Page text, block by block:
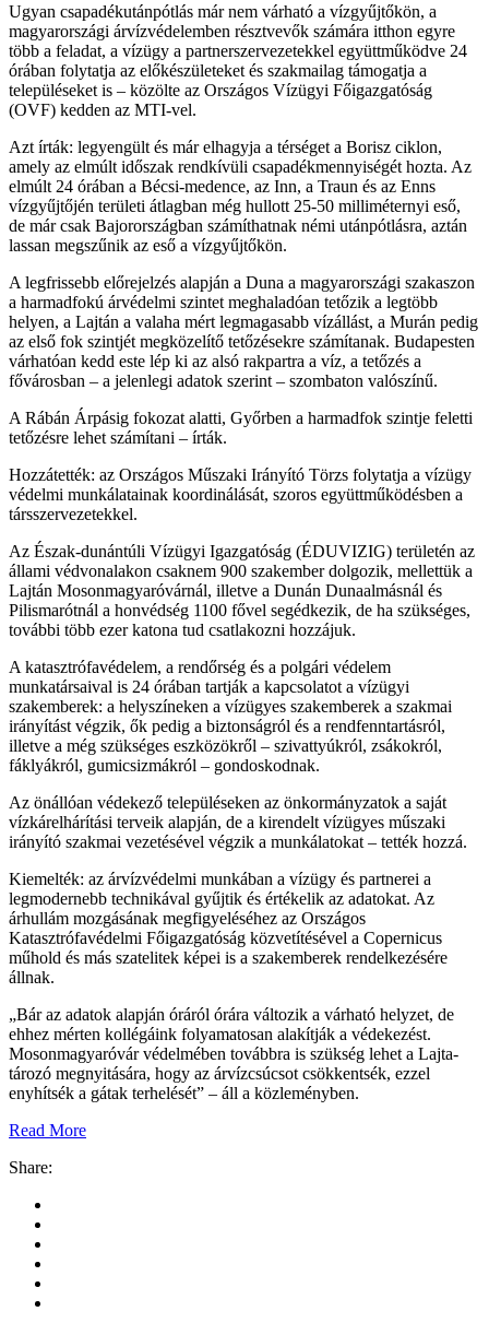
Ugyan csapadékutánpótlás már nem várható a vízgyűjtőkön, a
magyarországi árvízvédelemben résztvevők számára itthon egyre
több a feladat, a vízügy a partnerszervezetekkel együttműködve 24
órában folytatja az előkészületeket és szakmailag támogatja a
településeket is – közölte az Országos Vízügyi Főigazgatóság
(OVF) kedden az MTI-vel.
Azt írták: legyengült és már elhagyja a térséget a Borisz ciklon,
amely az elmúlt időszak rendkívüli csapadékmennyiségét hozta. Az
elmúlt 24 órában a Bécsi-medence, az Inn, a Traun és az Enns
vízgyűjtőjén területi átlagban még hullott 25-50 milliméternyi eső,
de már csak Bajorországban számíthatnak némi utánpótlásra, aztán
lassan megszűnik az eső a vízgyűjtőkön.
A legfrissebb előrejelzés alapján a Duna a magyarországi szakaszon
a harmadfokú árvédelmi szintet meghaladóan tetőzik a legtöbb
helyen, a Lajtán a valaha mért legmagasabb vízállást, a Murán pedig
az első fok szintjét megközelítő tetőzésekre számítanak. Budapesten
várhatóan kedd este lép ki az alsó rakpartra a víz, a tetőzés a
fővárosban – a jelenlegi adatok szerint – szombaton valószínű.
A Rábán Árpásig fokozat alatti, Győrben a harmadfok szintje feletti
tetőzésre lehet számítani – írták.
Hozzátették: az Országos Műszaki Irányító Törzs folytatja a vízügy
védelmi munkálatainak koordinálását, szoros együttműködésben a
társszervezetekkel.
Az Észak-dunántúli Vízügyi Igazgatóság (ÉDUVIZIG) területén az
állami védvonalakon csaknem 900 szakember dolgozik, mellettük a
Lajtán Mosonmagyaróvárnál, illetve a Dunán Dunaalmásnál és
Pilismarótnál a honvédség 1100 fővel segédkezik, de ha szükséges,
további több ezer katona tud csatlakozni hozzájuk.
A katasztrófavédelem, a rendőrség és a polgári védelem
munkatársaival is 24 órában tartják a kapcsolatot a vízügyi
szakemberek: a helyszíneken a vízügyes szakemberek a szakmai
irányítást végzik, ők pedig a biztonságról és a rendfenntartásról,
illetve a még szükséges eszközökről – szivattyúkról, zsákokról,
fáklyákról, gumicsizmákról – gondoskodnak.
Az önállóan védekező településeken az önkormányzatok a saját
vízkárelhárítási terveik alapján, de a kirendelt vízügyes műszaki
irányító szakmai vezetésével végzik a munkálatokat – tették hozzá.
Kiemelték: az árvízvédelmi munkában a vízügy és partnerei a
legmodernebb technikával gyűjtik és értékelik az adatokat. Az
árhullám mozgásának megfigyeléséhez az Országos
Katasztrófavédelmi Főigazgatóság közvetítésével a Copernicus
műhold és más szatelitek képei is a szakemberek rendelkezésére
állnak.
„Bár az adatok alapján óráról órára változik a várható helyzet, de
ehhez mérten kollégáink folyamatosan alakítják a védekezést.
Mosonmagyaróvár védelmében továbbra is szükség lehet a Lajta-
tározó megnyitására, hogy az árvízcsúcsot csökkentsék, ezzel
enyhítsék a gátak terhelését” – áll a közleményben.
Read More
Share: